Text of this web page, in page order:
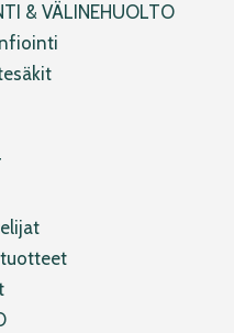
& VÄLINEHUOLTO